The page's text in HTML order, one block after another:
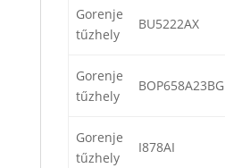
Gorenje
tűzhely
BU5222AX
Gorenje
tűzhely
BOP658A23BG
Gorenje
tűzhely
I878AI